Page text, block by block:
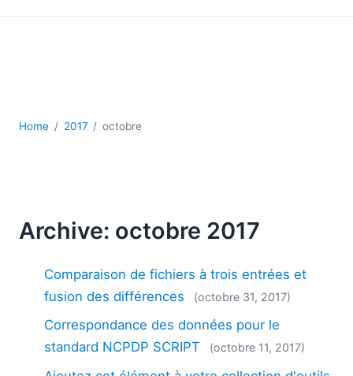
XML
2026
2025
2023
2022
2021
2020
Home 2017 octobre
Archive: octobre 2017
Comparaison de fichiers à trois entrées et
fusion des différences
(octobre 31, 2017)
Correspondance des données pour le
standard NCPDP SCRIPT
(octobre 11, 2017)